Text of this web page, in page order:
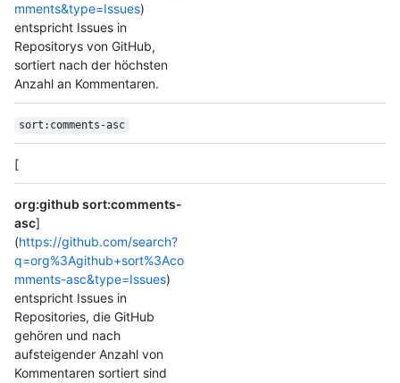
mments&type=Issues)
entspricht Issues in
Repositorys von GitHub,
sortiert nach der höchsten
Anzahl an Kommentaren.
sort:comments-asc
[
org:github sort:comments-
asc]
(https://github.com/search?
q=org%3Agithub+sort%3Aco
mments-asc&type=Issues)
entspricht Issues in
Repositories, die GitHub
gehören und nach
aufsteigender Anzahl von
Kommentaren sortiert sind